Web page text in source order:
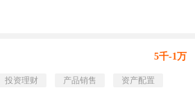
5千-1万
投资理财 产品销售
资产配置